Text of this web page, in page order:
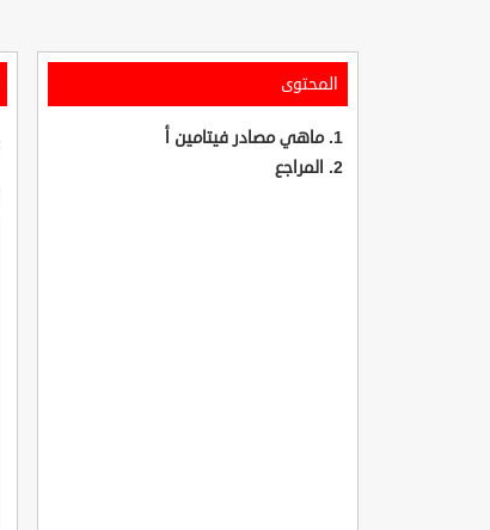
المحتوى
ماهي مصادر فيتامين أ
المراجع